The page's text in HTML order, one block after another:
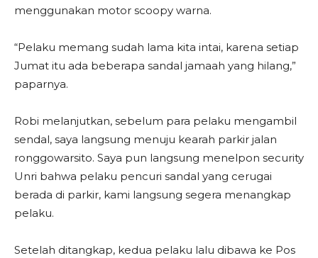
menggunakan motor scoopy warna.
“Pelaku memang sudah lama kita intai, karena setiap
Jumat itu ada beberapa sandal jamaah yang hilang,”
paparnya.
Robi melanjutkan, sebelum para pelaku mengambil
sendal, saya langsung menuju kearah parkir jalan
ronggowarsito. Saya pun langsung menelpon security
Unri bahwa pelaku pencuri sandal yang cerugai
berada di parkir, kami langsung segera menangkap
pelaku.
Setelah ditangkap, kedua pelaku lalu dibawa ke Pos